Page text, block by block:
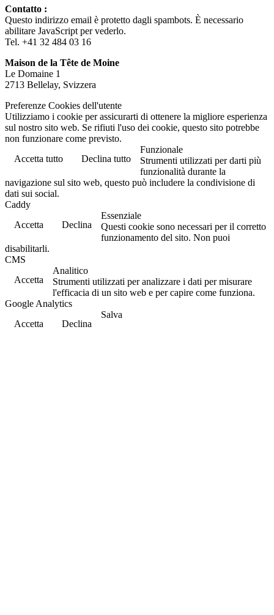
Contatto :
Questo indirizzo email è protetto dagli spambots. È necessario
abilitare JavaScript per vederlo.
Tel. +41 32 484 03 16
Maison de la Tête de Moine
Le Domaine 1
2713 Bellelay, Svizzera
Preferenze Cookies dell'utente
Utilizziamo i cookie per assicurarti di ottenere la migliore esperienza
sul nostro sito web. Se rifiuti l'uso dei cookie, questo sito potrebbe
non funzionare come previsto.
Accetta tutto
Declina tutto
Funzionale
Strumenti utilizzati per darti più
funzionalità durante la
navigazione sul sito web, questo può includere la condivisione di
dati sui social.
Caddy
Accetta
Declina
Essenziale
Questi cookie sono necessari per il corretto
funzionamento del sito. Non puoi
disabilitarli.
CMS
Accetta
Analitico
Strumenti utilizzati per analizzare i dati per misurare
l'efficacia di un sito web e per capire come funziona.
Google Analytics
Accetta
Declina
Salva